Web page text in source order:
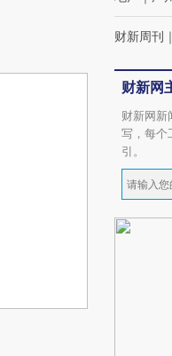
财新周刊 ｜
财新网
财新网新
写，每个
引。